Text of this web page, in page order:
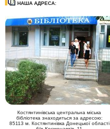
НАША АДРЕСА:
Костянтинівська центральна міська
бібліотека знаходиться за адресою:
85113 м. Костянтинівка Донецької області